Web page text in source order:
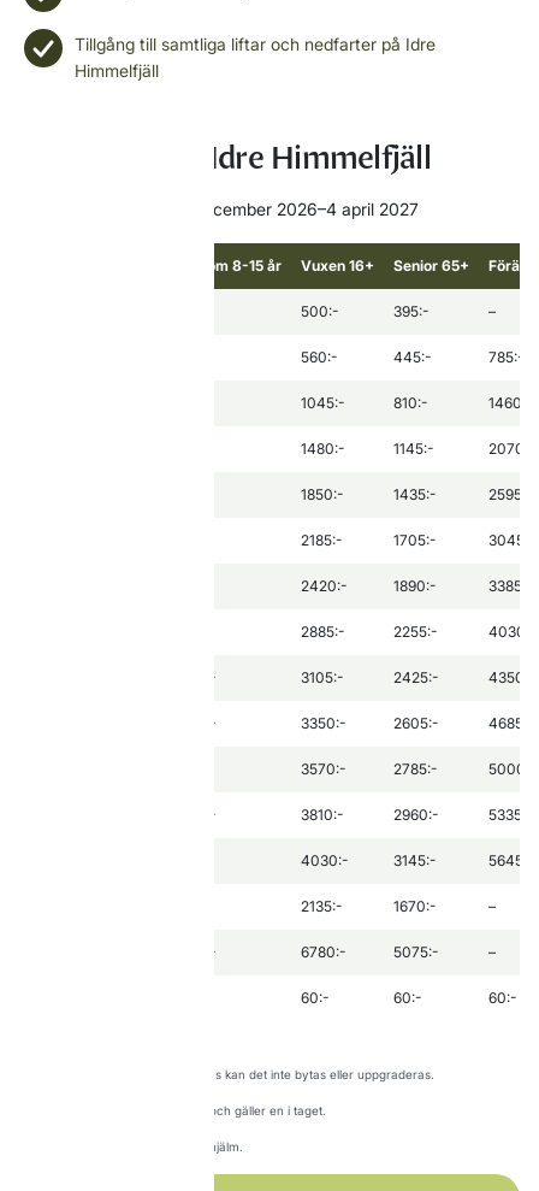
Tillgång till samtliga liftar och nedfarter på Idre
Himmelfjäll
Priser skipass Idre Himmelfjäll
Priserna gäller från 19 december 2026–4 april 2027
Ungdom 8-15 år Vuxen 16+ Senior 65+
500:- 395:- –
560:- 445:- 785:-
1045:- 810:- 1460:-
1480:- 1145:- 2070:-
1850:- 1435:- 2595:-
2185:- 1705:- 3045:-
2420:- 1890:- 3385:-
2885:- 2255:- 4030:-
2425:- 3105:- 2425:- 4350:-
2605:- 3350:- 2605:- 4685:-
3570:- 2785:- 5000:-
2960:- 3810:- 2960:- 5335:-
4030:- 3145:- 5645:-
2135:- 1670:- –
5075:- 6780:- 5075:- –
60:- 60:- 60:-
När ett skipass har börjat användas kan det inte bytas eller uppgraderas.
Föräldrapass delas av två vuxna och gäller en i taget.
Barn upp till 7 år åker gratis med hjälm.